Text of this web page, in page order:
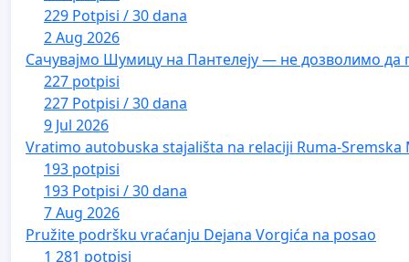
229 Potpisi / 30 dana
2 Aug 2026
Сачувајмо Шумицу на Пантелеју — не дозволимо
227 potpisi
227 Potpisi / 30 dana
9 Jul 2026
Vratimo autobuska stajališta na relaciji Ruma-Sremska
193 potpisi
193 Potpisi / 30 dana
7 Aug 2026
Pružite podršku vraćanju Dejana Vorgića na posao
1 281 potpisi